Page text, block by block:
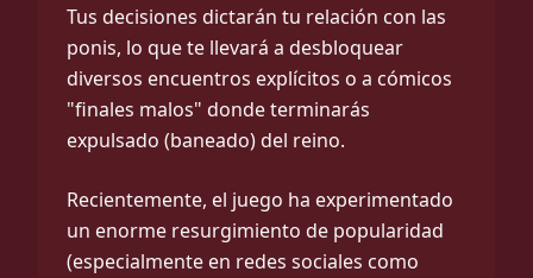
Tus decisiones dictarán tu relación con las
ponis, lo que te llevará a desbloquear
diversos encuentros explícitos o a cómicos
"finales malos" donde terminarás
expulsado (baneado) del reino.
Recientemente, el juego ha experimentado
un enorme resurgimiento de popularidad
(especialmente en redes sociales como